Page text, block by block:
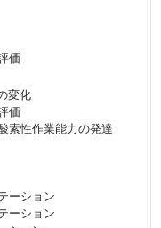
価
変化
価
性作業能力の発達
ーション
ーション